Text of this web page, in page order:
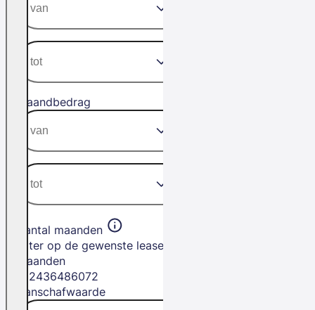
Maandbedrag
Aantal maanden
Filter op de gewenste leasetermijn in
maanden
2436486072
Aanschafwaarde